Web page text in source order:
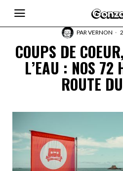
PARVERNON
COUPS DE
L’EAU : NOS 72
ROUTE